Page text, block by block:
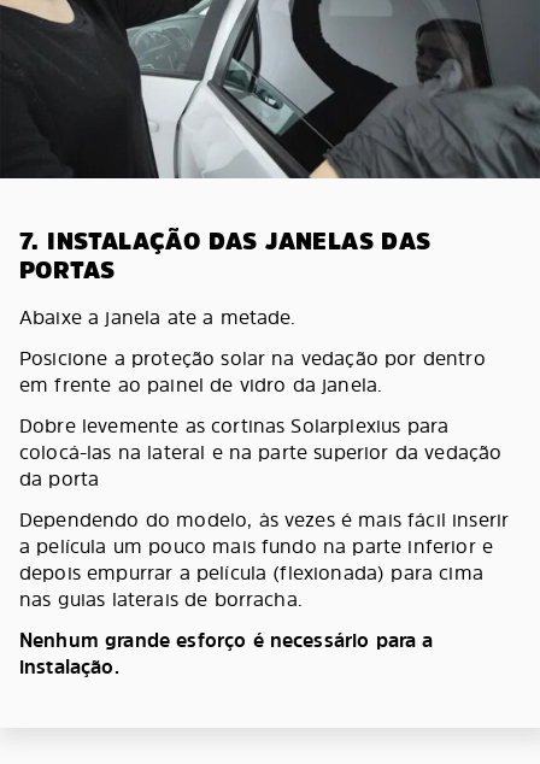
7. INSTALAÇÃO DAS JANELAS DAS
PORTAS
Abaixe a janela ate a metade.
Posicione a proteção solar na vedação por dentro
em frente ao painel de vidro da janela.
Dobre levemente as cortinas Solarplexius para
colocá-las na lateral e na parte superior da vedação
da porta
Dependendo do modelo, às vezes é mais fácil inserir
a película um pouco mais fundo na parte inferior e
depois empurrar a película (flexionada) para cima
nas guias laterais de borracha.
Nenhum grande esforço é necessário para a
instalação.